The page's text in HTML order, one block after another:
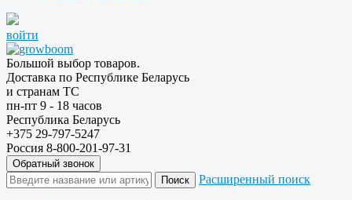
войти
Большой выбор товаров.
Доставка по Республике Беларусь
и странам ТС
пн-пт 9 - 18 часов
Республика Беларусь
+375 29-797-5247
Россия 8-800-201-97-31
Обратный звонок
Расширенный поиск